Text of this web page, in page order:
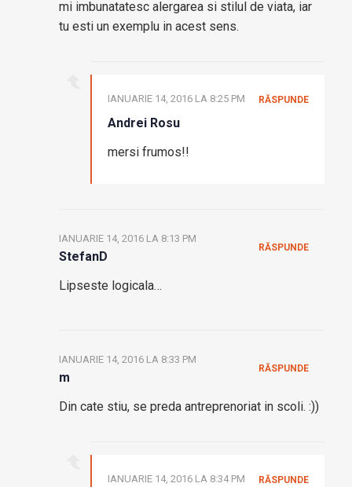
mi imbunatatesc alergarea si stilul de viata, iar
tu esti un exemplu in acest sens.
Andrei Rosu
IANUARIE 14, 2016 LA 8:25 PM
mersi frumos!!
RĂSPUNDE
StefanD
IANUARIE 14, 2016 LA 8:13 PM
Lipseste logicala…
RĂSPUNDE
m
IANUARIE 14, 2016 LA 8:33 PM
Din cate stiu, se preda antreprenoriat in scoli. :))
RĂSPUNDE
IANUARIE 14, 2016 LA 8:34 PM RĂSPUNDE